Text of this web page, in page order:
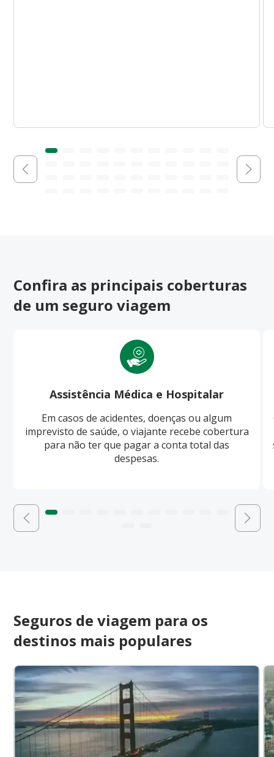
Confira as principais coberturas
de um seguro viagem
Assistência Médica e Hospitalar
Em casos de acidentes, doenças ou algum
imprevisto de saúde, o viajante recebe cobertura
para não ter que pagar a conta total das
despesas.
Seguros de viagem para os
destinos mais populares